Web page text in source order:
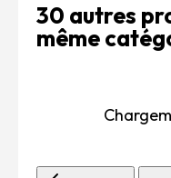
30 autres
même